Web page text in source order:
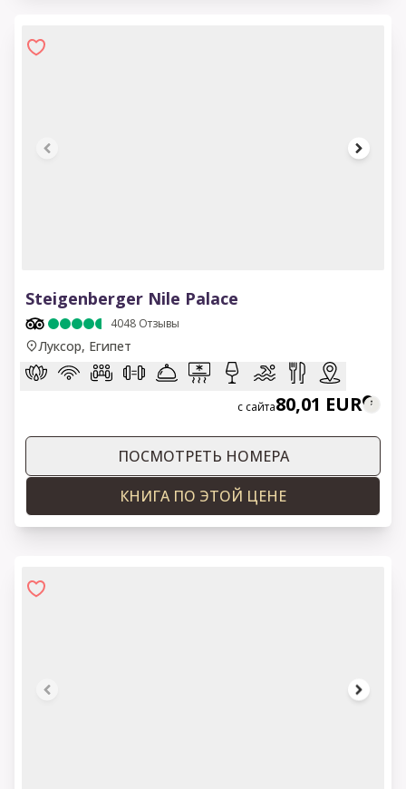
Steigenberger Nile Palace
4048 Отзывы
Луксор, Египет
с сайта80,01 EUR
ПОСМОТРЕТЬ НОМЕРА
КНИГА ПО ЭТОЙ ЦЕНЕ